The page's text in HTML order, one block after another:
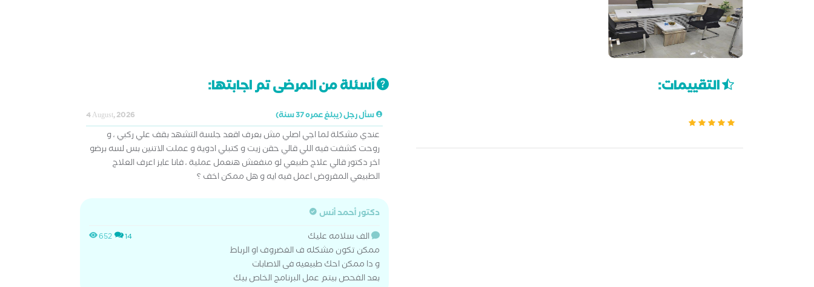
التقييمات: أسئلة من المرضى تم اجابتها:
سأل رجل (يبلغ عمره 37 سنة) 4 August, 2026
عندي مشكلة لما اجي اصلي مش بعرف اقعد جلسة التشهد بقف علي ركبي ، و
روحت كشفت فيه اللي قالي حقن زيت و كتبلي ادوية و عملت الاتنين بس لسه برضو
اخر دكتور قالي علاج طبيعي لو منفعش هنعمل عملية ، فانا عايز اعرف العلاج
الطبيعي المفروض اعمل فيه ايه و هل ممكن اخف ؟
دكتور أحمد أنس
652 14
الف سلامه عليك
ممكن تكون مشكله ف الغضروف او الرباط
و دا ممكن احك طبيعيه فى الاصابات
بعد الفحص بيتم عمل البرنامج الخاص بيك